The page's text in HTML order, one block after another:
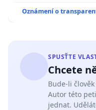
Oznámení o
SPUSŤTE
Chcete
Bude-li
Autor této
jednat.